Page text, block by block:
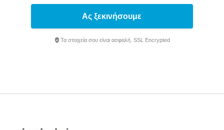
Ας ξεκινήσουμε
Τα στοιχεία σου είναι ασφαλή. SSL Encrypted